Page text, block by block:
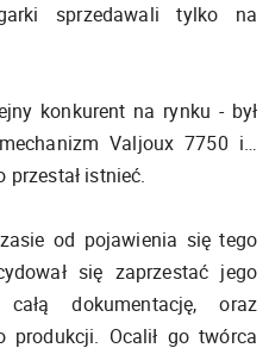
sprzedawali tylko na
konkurent na rynku - był
Valjoux 7750 i…
przestał istnieć.
od pojawienia się tego
się zaprzestać jego
dokumentację, oraz
produkcji. Ocalił go twórca